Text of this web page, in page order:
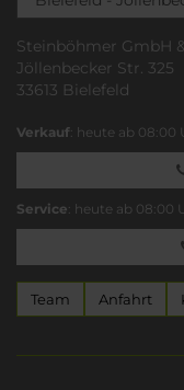
Steinböhmer GmbH
Jöllenbecker Str. 325
33613 Bielefeld
Verkauf: heute ab 08:00
Service: heute ab 08:00
Team Anfahrt